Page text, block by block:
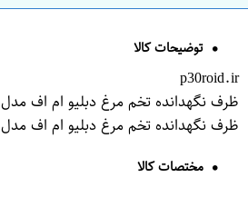
توضیحات کالا
p30roid.ir
ظرف نگهدانده تخم مرغ دبلیو ام اف مدل Willy Mia Fred
ظرف نگهدانده تخم مرغ دبلیو ام اف مدل Willy Mia Fred
مختصات کالا